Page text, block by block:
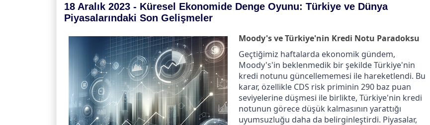
18 Aralık 2023 - Küresel Ekonomide Denge Oyunu: Türkiye ve Dünya
Piyasalarındaki Son Gelişmeler
Moody's ve Türkiye'nin Kredi Notu Paradoksu
Geçtiğimiz haftalarda ekonomik gündem,
Moody's'in beklenmedik bir şekilde Türkiye'nin
kredi notunu güncellememesi ile hareketlendi. Bu
karar, özellikle CDS risk priminin 290 baz puan
seviyelerine düşmesi ile birlikte, Türkiye'nin kredi
notunun görece düşük kalmasının yarattığı
uyumsuzluğu daha da belirginleştirdi. Piyasalar,